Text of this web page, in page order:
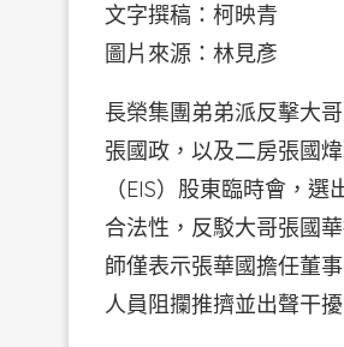
文字撰稿：柯映青
圖片來源：林見彥
長榮集團弟弟派反擊大
張國政，以及二房張國
（EIS）股東臨時會，
合法性，反駁大哥張國
師僅表示張華國擔任董
人員阻攔推擠並出聲干